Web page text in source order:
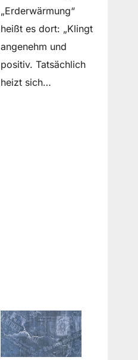
„Erderwärmung“
heißt es dort: „Klingt
angenehm und
positiv. Tatsächlich
heizt sich…